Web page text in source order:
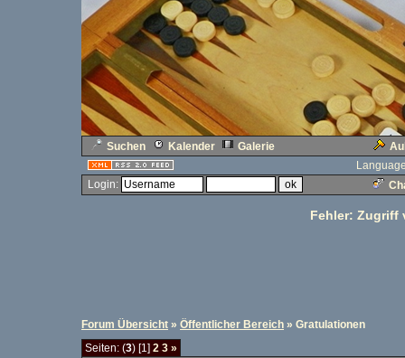
Suchen Kalender Galerie
Login:
Fehler: Zugriff
Forum Übersicht » Öffentlicher Bereich » Gratulationen
Seiten: (3) [1] 2 3 »